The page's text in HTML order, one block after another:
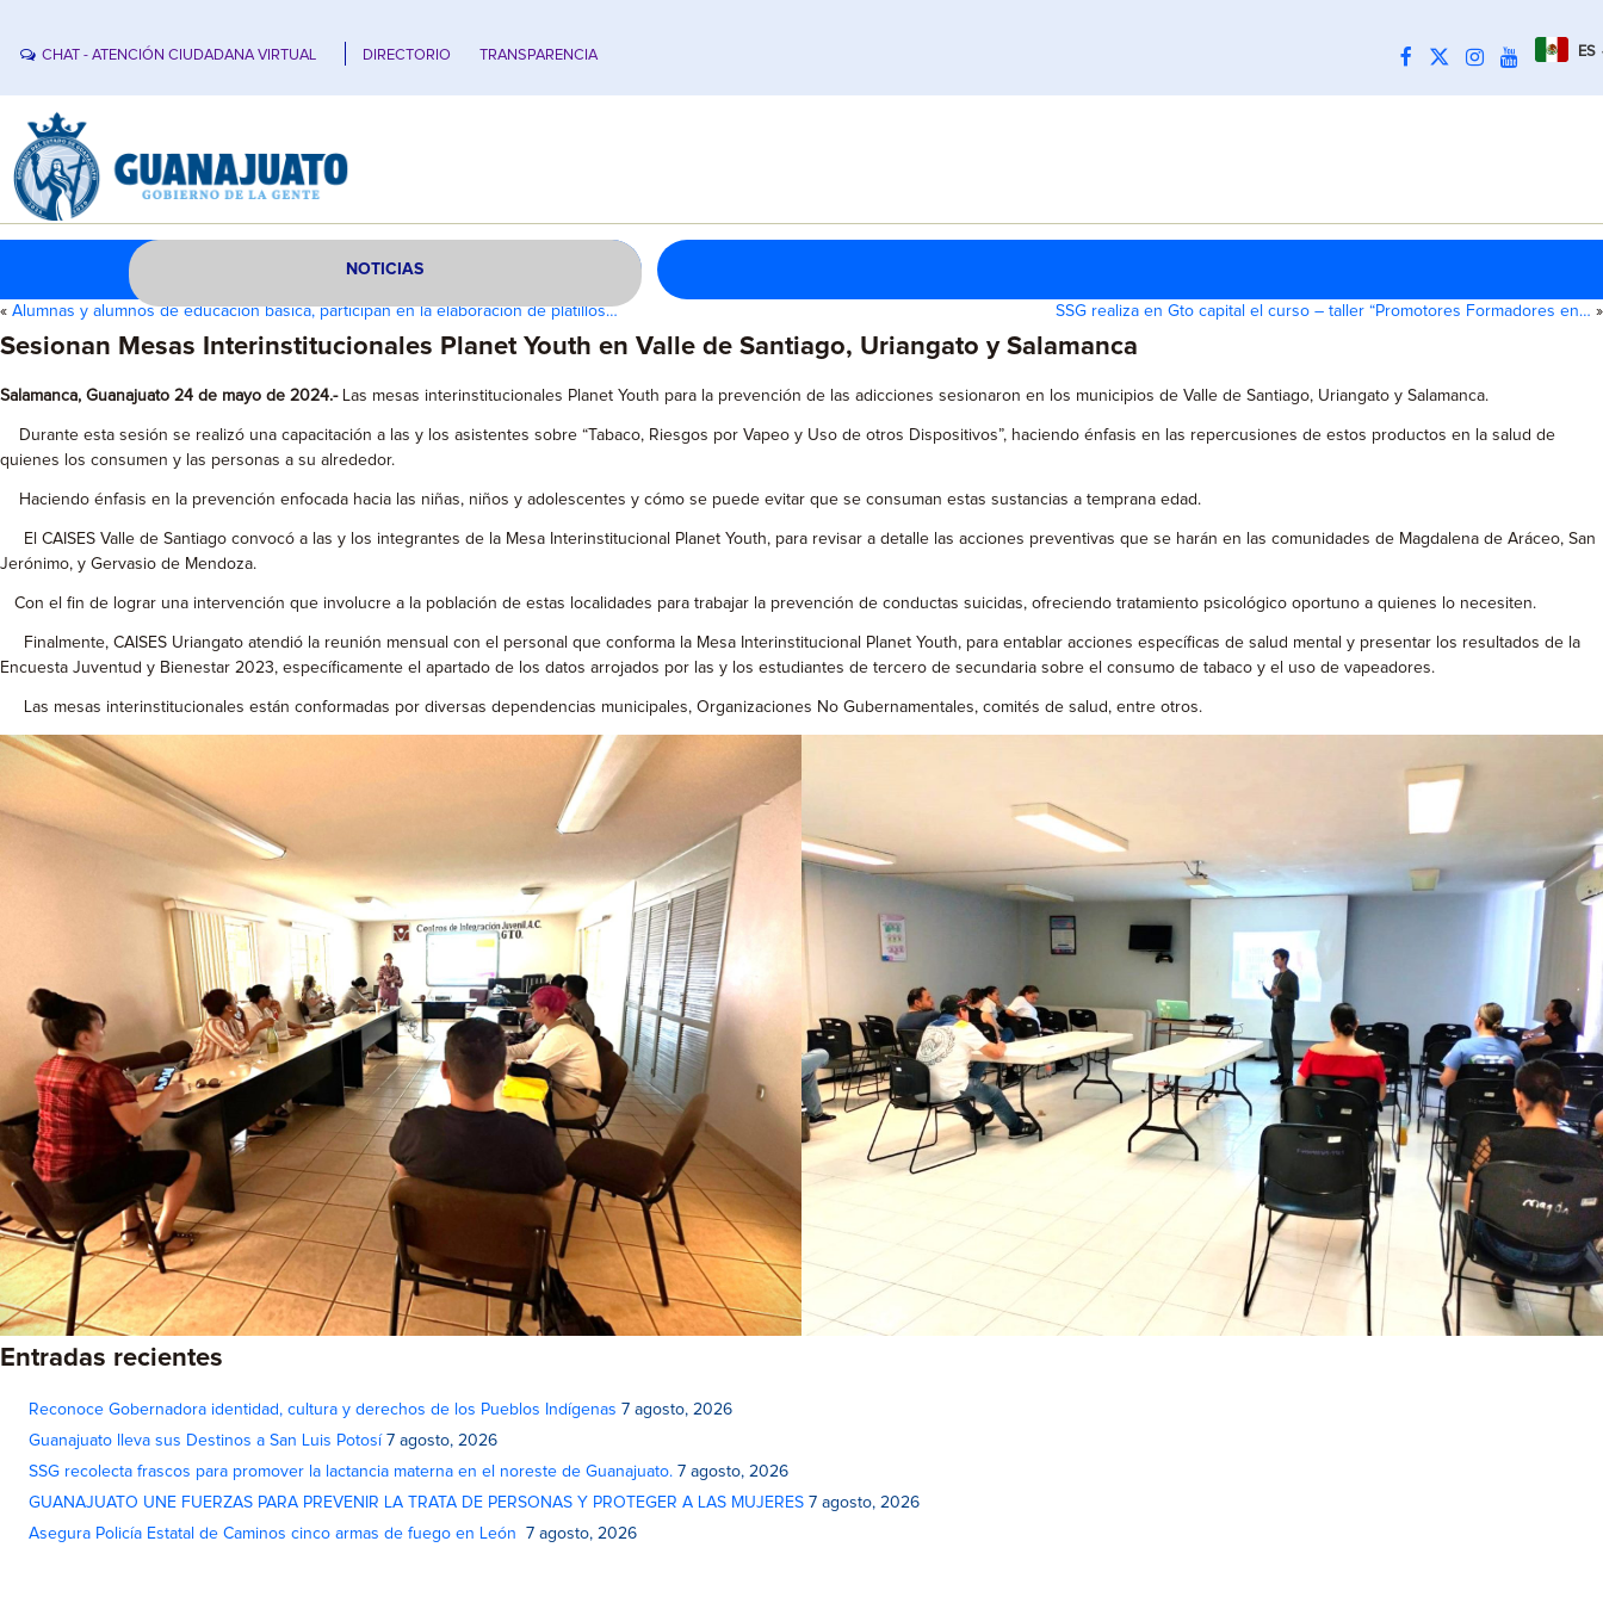
CHAT - ATENCIÓN CIUDADANA VIRTUAL DIRECTORIO TRANSPARENCIA ES
NOTICIAS
« Alumnas y alumnos de educación básica, participan en la elaboración de platillos… SSG realiza en Gto capital el curso – taller “Promotores Formadores en… »
Sesionan Mesas Interinstitucionales Planet Youth en Valle de Santiago, Uriangato y Salamanca
Salamanca, Guanajuato 24 de mayo de 2024.-Las mesas interinstitucionales Planet Youth para la prevención de las adicciones sesionaron en los municipios de Valle de Santiago, Uriangato y Salamanca.
Durante esta sesión se realizó una capacitación a las y los asistentes sobre “Tabaco, Riesgos por Vapeo y Uso de otros Dispositivos”, haciendo énfasis en las repercusiones de estos productos en la salud de
quienes los consumen y las personas a su alrededor.
Haciendo énfasis en la prevención enfocada hacia las niñas, niños y adolescentes y cómo se puede evitar que se consuman estas sustancias a temprana edad.
El CAISES Valle de Santiago convocó a las y los integrantes de la Mesa Interinstitucional Planet Youth, para revisar a detalle las acciones preventivas que se harán en las comunidades de Magdalena de Aráceo, San
Jerónimo, y Gervasio de Mendoza.
Con el fin de lograr una intervención que involucre a la población de estas localidades para trabajar la prevención de conductas suicidas, ofreciendo tratamiento psicológico oportuno a quienes lo necesiten.
Finalmente, CAISES Uriangato atendió la reunión mensual con el personal que conforma la Mesa Interinstitucional Planet Youth, para entablar acciones específicas de salud mental y presentar los resultados de la
Encuesta Juventud y Bienestar 2023, específicamente el apartado de los datos arrojados por las y los estudiantes de tercero de secundaria sobre el consumo de tabaco y el uso de vapeadores.
Las mesas interinstitucionales están conformadas por diversas dependencias municipales, Organizaciones No Gubernamentales, comités de salud, entre otros.
Entradas recientes
Reconoce Gobernadora identidad, cultura y derechos de los Pueblos Indígenas 7 agosto, 2026
Guanajuato lleva sus Destinos a San Luis Potosí 7 agosto, 2026
SSG recolecta frascos para promover la lactancia materna en el noreste de Guanajuato. 7 agosto, 2026
GUANAJUATO UNE FUERZAS PARA PREVENIR LA TRATA DE PERSONAS Y PROTEGER A LAS MUJERES 7 agosto, 2026
Asegura Policía Estatal de Caminos cinco armas de fuego en León
7 agosto, 2026